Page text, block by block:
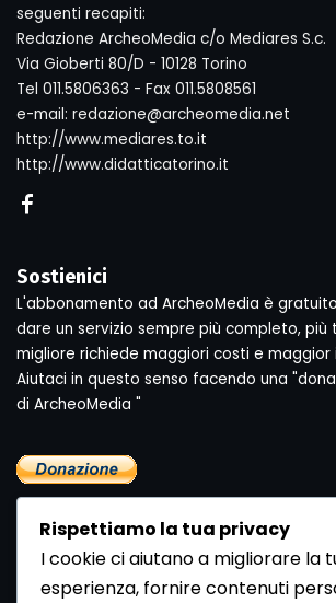
seguenti recapiti:
Redazione ArcheoMedia c/o Mediares S.c.
Via Gioberti 80/D - 10128 Torino
Tel 011.5806363 - Fax 011.5808561
e-mail: redazione@archeomedia.net
http://www.mediares.to.it
http://www.didatticatorino.it
Sostienici
L'abbonamento ad ArcheoMedia è
dare un servizio sempre più completo, più
migliore richiede maggiori costi e maggior
Aiutaci in questo senso facendo una
di ArcheoMedia "
Rispettiamo la tua privacy
I cookie ci aiutano a migliorare la
esperienza, fornire contenuti